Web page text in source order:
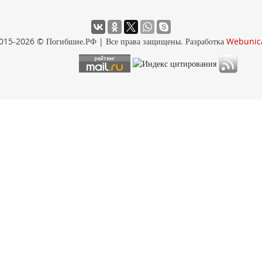
2026 © Погибшие.РФ | Все права защищены. Разработка